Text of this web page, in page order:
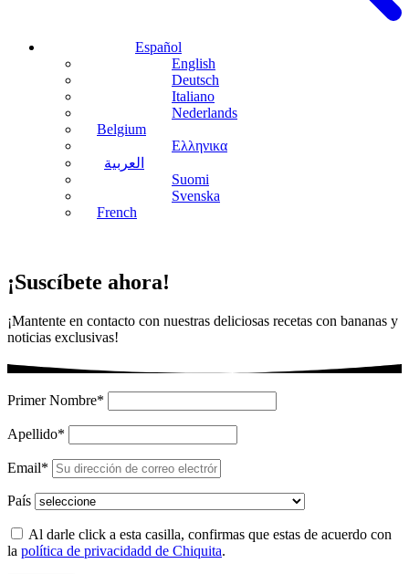
Español
English
Deutsch
Italiano
Nederlands
Belgium
Ελληνικα
العربية
Suomi
Svenska
French
¡Suscíbete ahora!
¡Mantente en contacto con nuestras deliciosas recetas con bananas y
noticias exclusivas!
Primer Nombre*
Apellido*
Email*
País
Al darle click a esta casilla, confirmas que estas de acuerdo con
la política de privacidadd de Chiquita.